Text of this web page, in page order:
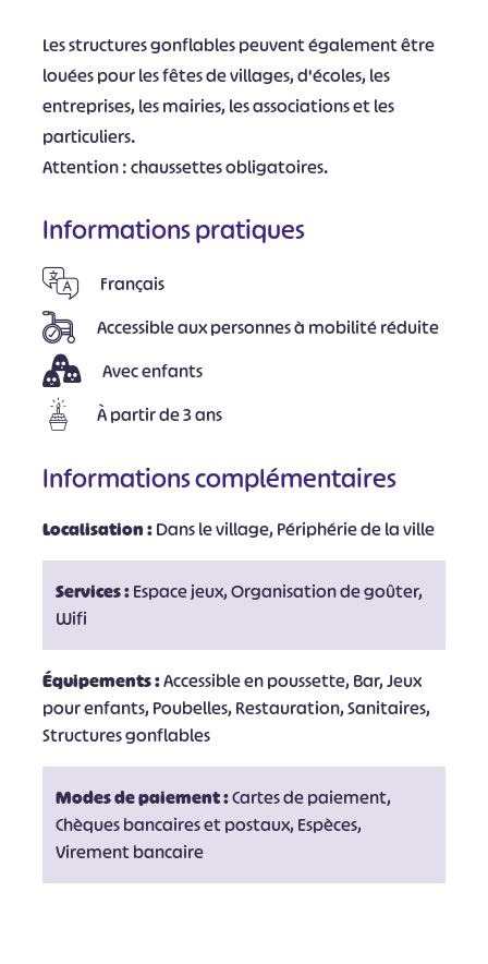
Les structures gonflables peuvent également être
louées pour les fêtes de villages, d'écoles, les
entreprises, les mairies, les associations et les
particuliers.
Attention : chaussettes obligatoires.
Informations pratiques
Français
Accessible aux personnes à mobilité réduite
Avec enfants
À partir de 3 ans
Informations complémentaires
Localisation :Dans le village, Périphérie de la ville
Services :Espace jeux, Organisation de goûter,
Wifi
Équipements :Accessible en poussette, Bar, Jeux
pour enfants, Poubelles, Restauration, Sanitaires,
Structures gonflables
Modes de paiement :Cartes de paiement,
Chèques bancaires et postaux, Espèces,
Virement bancaire